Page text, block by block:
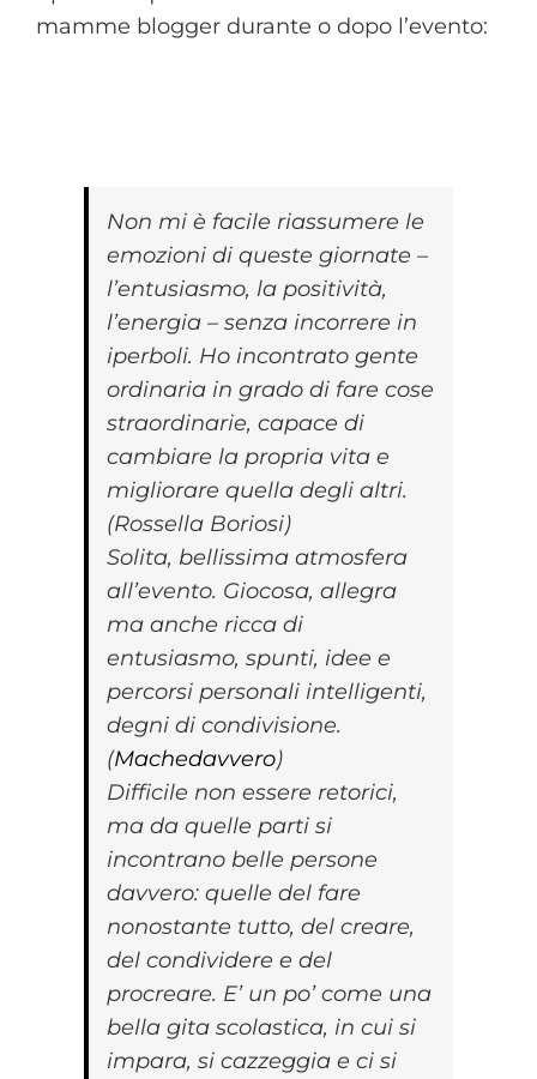
mamme blogger durante o dopo l’evento:
Non mi è facile riassumere le
emozioni di queste giornate –
l’entusiasmo, la positività,
l’energia – senza incorrere in
iperboli. Ho incontrato gente
ordinaria in grado di fare cose
straordinarie, capace di
cambiare la propria vita e
migliorare quella degli altri.
(Rossella Boriosi)
Solita, bellissima atmosfera
all’evento. Giocosa, allegra
ma anche ricca di
entusiasmo, spunti, idee e
percorsi personali intelligenti,
degni di condivisione.
(Machedavvero)
Difficile non essere retorici,
ma da quelle parti si
incontrano belle persone
davvero: quelle del fare
nonostante tutto, del creare,
del condividere e del
procreare. E’ un po’ come una
bella gita scolastica, in cui si
impara, si cazzeggia e ci si